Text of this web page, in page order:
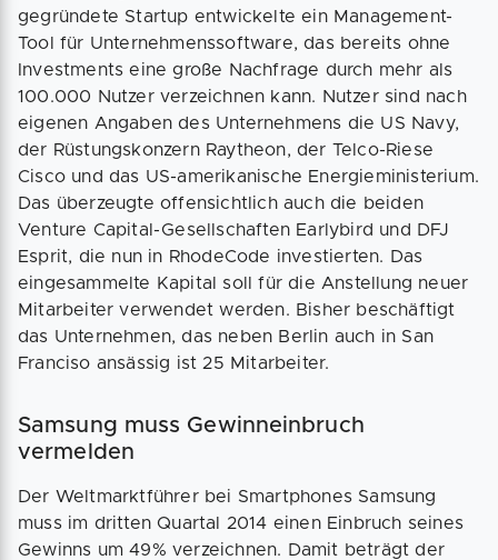
gegründete Startup entwickelte ein Management-
Tool für Unternehmenssoftware, das bereits ohne
Investments eine große Nachfrage durch mehr als
100.000 Nutzer verzeichnen kann. Nutzer sind nach
eigenen Angaben des Unternehmens die US Navy,
der Rüstungskonzern Raytheon, der Telco-Riese
Cisco und das US-amerikanische Energieministerium.
Das überzeugte offensichtlich auch die beiden
Venture Capital-Gesellschaften Earlybird und DFJ
Esprit, die nun in RhodeCode investierten. Das
eingesammelte Kapital soll für die Anstellung neuer
Mitarbeiter verwendet werden. Bisher beschäftigt
das Unternehmen, das neben Berlin auch in San
Franciso ansässig ist 25 Mitarbeiter.
Samsung muss Gewinneinbruch
vermelden
Der Weltmarktführer bei Smartphones Samsung
muss im dritten Quartal 2014 einen Einbruch seines
Gewinns um 49% verzeichnen. Damit beträgt der